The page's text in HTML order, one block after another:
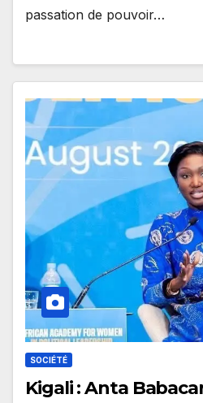
passation de pouvoir…
SOCIÉTÉ
Kigali : Anta